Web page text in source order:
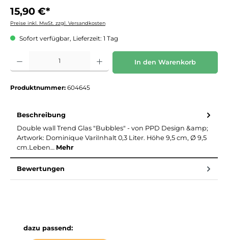
15,90 €*
Preise inkl. MwSt. zzgl. Versandkosten
Sofort verfügbar, Lieferzeit: 1 Tag
Produkt Anzahl: Gib den gewünschten Wert ein oder benutze die Schaltflächen um
In den Warenkorb
Produktnummer: 604645
Beschreibung
Double wall Trend Glas "Bubbles" - von PPD Design &amp;
Artwork: Dominique VariInhalt 0,3 Liter. Höhe 9,5 cm, Ø 9,5
cm.Leben… Mehr
Bewertungen
Produktgalerie überspringen
dazu passend: